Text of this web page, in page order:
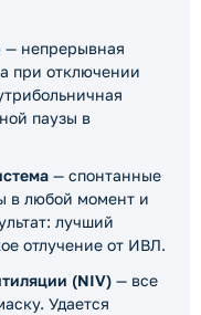
— непрерывная
при отключении
паузы в
— спонтанные
в любой момент и
лучший
отлучение от ИВЛ.
(NIV) — все
Удается